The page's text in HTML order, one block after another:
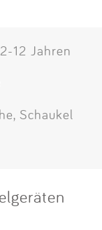
12 Jahren
Schaukel